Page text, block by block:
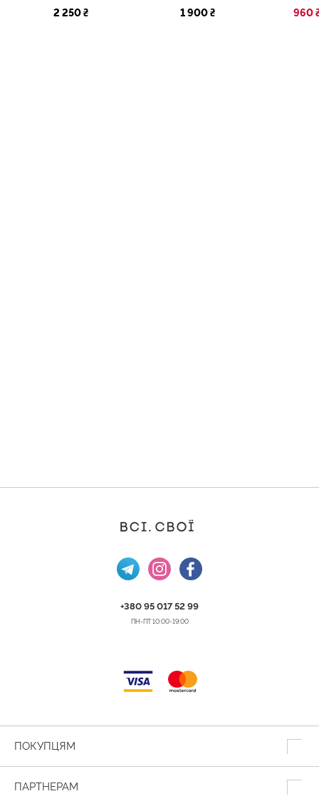
2 250 ₴ 1 900 ₴ 960
+380 95 017 52 99
ПН-ПТ 10:00-19:00
ПОКУПЦЯМ
ПАРТНЕРАМ